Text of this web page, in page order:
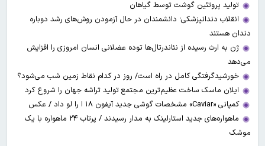
تولید پروتئین گوشت توسط گیاهان
انقلاب دندانپزشکی؛ دانشمندان در حال آزمودن روش‌های رشد دوباره
دندان هستند
ژن به ارث رسیده از نئاندرتال‌ها توده‌ عضلانی انسان امروزی را افزایش
می‌دهد
خورشیدگرفتگی کامل در راه است/ روز در کدام نقاط زمین شب می‌شود؟
ایلان ماسک ساخت عظیم‌ترین مجتمع تولید تراشه جهان را شروع کرد
کمپانی «Caviar» مشخصات گوشی جدید آیفون ۱۸ ا را لو داد / عکس
ماهواره‌های جدید استارلینک به مدار رسیدند / پرتاب ۲۴ ماهواره با یک
موشک